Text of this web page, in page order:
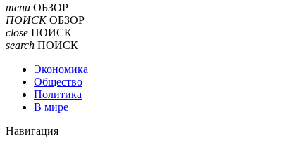
menu ОБЗОР
ПОИСК ОБЗОР
close ПОИСК
search ПОИСК
Экономика
Общество
Политика
В мире
Навигация